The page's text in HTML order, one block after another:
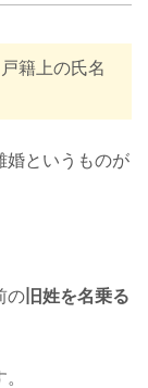
籍上の氏名
婚というものが
の 旧姓を名乗る